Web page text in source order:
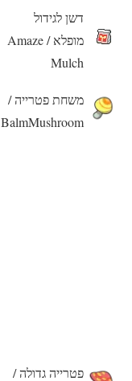
דשן לגידול
מופלא / Amaze
Mulch
משחת פטרייה /
BalmMushroom
פטרייה גדולה /